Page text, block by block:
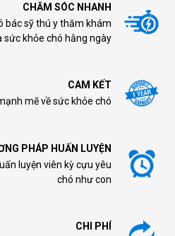
CHĂM SÓC NHANH
bác sỹ thú y thăm khám
sức khỏe chó hằng ngày
CAM KẾT
mẽ về sức khỏe chó
PHÁP HUẤN LUYỆN
luyện viên kỳ cựu yêu
chó như con
CHI PHÍ